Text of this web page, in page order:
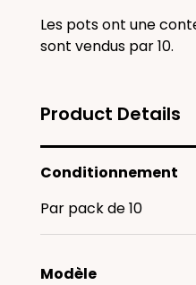
Les pots ont une
sont vendus par 10.
Product Details
Conditionnement
Par pack de 10
Modèle